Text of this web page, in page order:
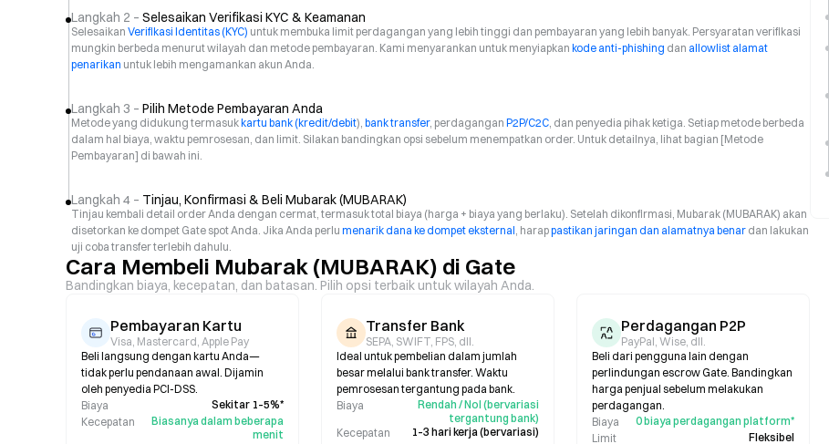
Langkah 2 – Selesaikan Verifikasi KYC & Keamanan
Selesaikan Verifikasi Identitas (KYC) untuk membuka limit perdagangan yang lebih tinggi dan pembayaran yang lebih banyak. Persyaratan verifikasi
mungkin berbeda menurut wilayah dan metode pembayaran. Kami menyarankan untuk menyiapkan kode anti-phishing dan allowlist alamat
penarikan untuk lebih mengamankan akun Anda.
Langkah 3 – Pilih Metode Pembayaran Anda
Metode yang didukung termasukkartu bank (kredit/debit), bank transfer, perdagangan P2P/C2C, dan penyedia pihak ketiga. Setiap metode berbeda
dalam hal biaya, waktu pemrosesan, dan limit. Silakan bandingkan opsi sebelum menempatkan order. Untuk detailnya, lihat bagian [Metode
Pembayaran] di bawah ini.
Langkah 4 – Tinjau, Konfirmasi & Beli Mubarak (MUBARAK)
Tinjau kembali detail order Anda dengan cermat, termasuk total biaya (harga + biaya yang berlaku). Setelah dikonfirmasi, Mubarak (MUBARAK) akan
disetorkan ke dompet Gate spot Anda. Jika Anda perlu menarik dana ke dompet eksternal, harappastikan jaringan dan alamatnya benar dan lakukan
uji coba transfer terlebih dahulu.
Cara Membeli Mubarak (MUBARAK) di Gate
Bandingkan biaya, kecepatan, dan batasan. Pilih opsi terbaik untuk wilayah Anda.
Pembayaran Kartu
Visa, Mastercard, Apple Pay
Beli langsung dengan kartu Anda—
tidak perlu pendanaan awal. Dijamin
oleh penyedia PCI-DSS.
Biaya
Sekitar 1–5%*
Kecepatan
Biasanya dalam beberapa
menit
Transfer Bank
SEPA, SWIFT, FPS, dll.
Ideal untuk pembelian dalam jumlah
besar melalui bank transfer. Waktu
pemrosesan tergantung pada bank.
Biaya
Rendah / Nol (bervariasi
tergantung bank)
Kecepatan
1–3 hari kerja (bervariasi)
Perdagangan P2P
PayPal, Wise, dll.
Beli dari pengguna lain dengan
perlindungan escrow Gate. Bandingkan
harga penjual sebelum melakukan
perdagangan.
Biaya
0 biaya perdagangan platform*
Limit
Fleksibel